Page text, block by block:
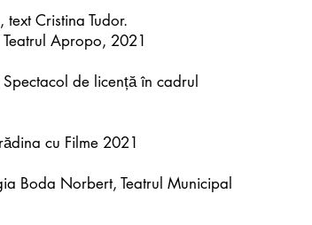
Cristina Tudor.
Apropo, 2021
de licență în cadrul
cu Filme 2021
Boda Norbert, Teatrul Municipal